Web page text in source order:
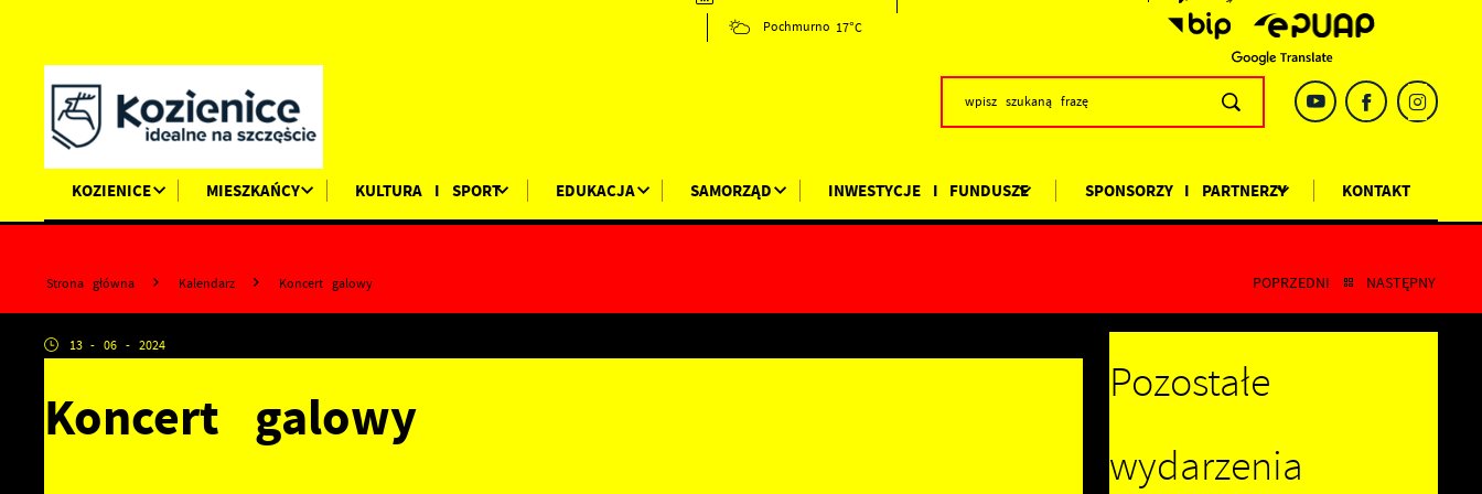
Pochmurno 17°C
KOZIENICE MIESZKAŃCY KULTURA I SPORT EDUKACJA SAMORZĄD INWESTYCJE I FUNDUSZE SPONSORZY I PARTNERZY KONTAKT
Strona główna Kalendarz Koncert galowy POPRZEDNI NASTĘPNY
13 - 06 - 2024
Koncert galowy
Pozostałe
wydarzenia